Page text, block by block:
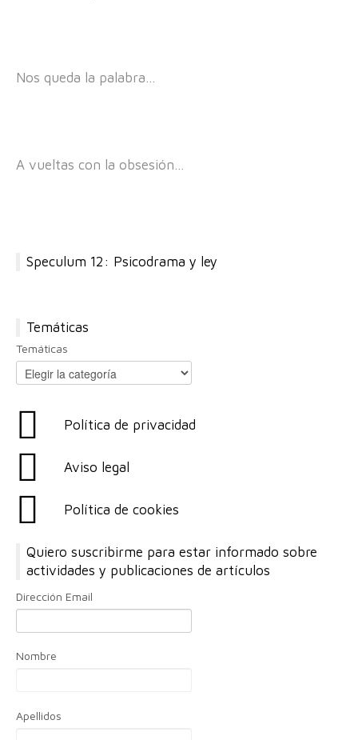
Nos queda la palabra…
A vueltas con la obsesión…
Speculum 12: Psicodrama y ley
Temáticas
Temáticas
Política de privacidad
Aviso legal
Política de cookies
Quiero suscribirme para estar informado sobre
actividades y publicaciones de artículos
Dirección Email
Nombre
Apellidos